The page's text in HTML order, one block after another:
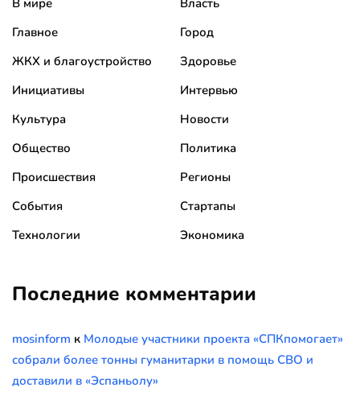
Главное
Город
ЖКХ и благоустройство
Здоровье
Инициативы
Интервью
Культура
Новости
Общество
Политика
Происшествия
Регионы
События
Стартапы
Технологии
Экономика
Последние комментарии
mosinform к Молодые участники проекта «СПКпомогает»
собрали более тонны гуманитарки в помощь СВО и
доставили в «Эспаньолу»